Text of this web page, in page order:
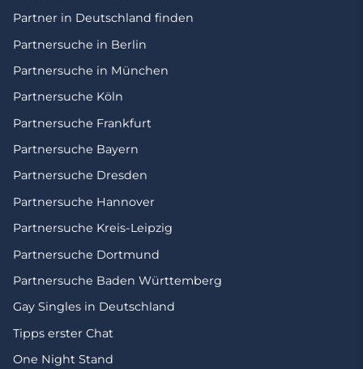
Partner in Deutschland finden
Partnersuche in Berlin
Partnersuche in München
Partnersuche Köln
Partnersuche Frankfurt
Partnersuche Bayern
Partnersuche Dresden
Partnersuche Hannover
Partnersuche Kreis-Leipzig
Partnersuche Dortmund
Partnersuche Baden Württemberg
Gay Singles in Deutschland
Tipps erster Chat
One Night Stand